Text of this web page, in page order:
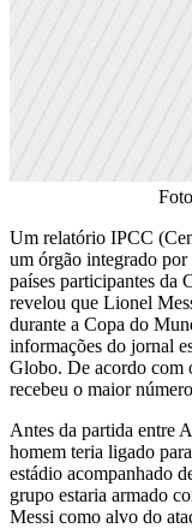
Um relatório IPCC
um órgão integrado por
países participantes da
revelou que Lionel
durante a Copa do
informações do jornal
Globo. De acordo com
recebeu o maior
Antes da partida entre
homem teria ligado
estádio acompanhado
grupo estaria armado
Messi como alvo do